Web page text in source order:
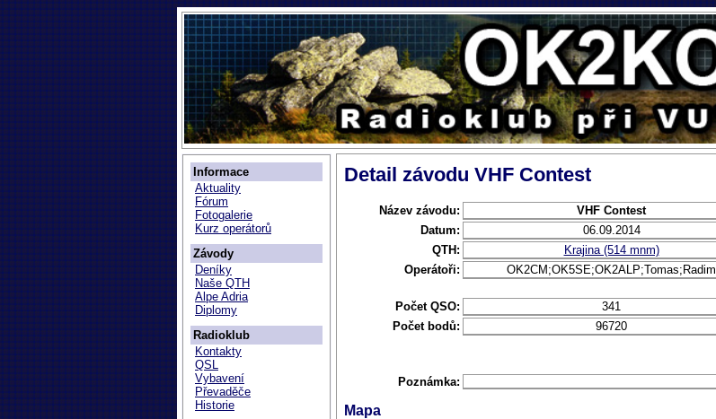
Informace
Aktuality
Fórum
Fotogalerie
Kurz operátorů
Závody
Deníky
Naše QTH
Alpe Adria
Diplomy
Radioklub
Kontakty
QSL
Vybavení
Převaděče
Historie
Detail závodu VHF Contest
Název závodu: VHF Contest
Datum:
06.09.2014
QTH:
Krajina (514 mnm)
Operátoři:
OK2CM;OK5SE;OK2ALP;Tomas;Radim
Počet QSO: 341
Počet bodů:
96720
Poznámka:
Mapa